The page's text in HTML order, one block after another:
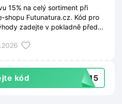
15% na celý sortiment při
shopu Futunatura.cz. Kód pro
zadejte v pokladně před
kód EN15